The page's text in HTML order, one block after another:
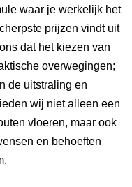
waar je werkelijk het
prijzen vindt uit
dat het kiezen van
overwegingen;
de uitstraling en
wij niet alleen een
vloeren, maar ook
en behoeften